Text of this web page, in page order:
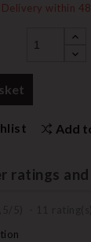
Delivery within
Add
ratings